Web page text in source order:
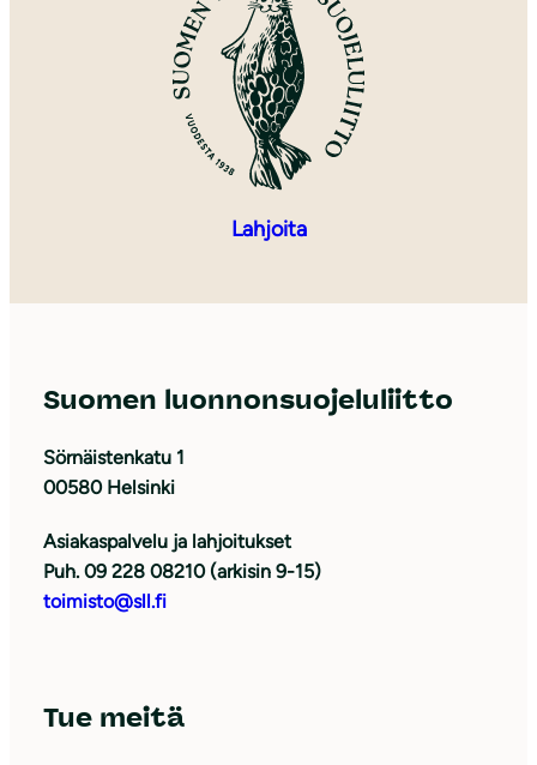
Lahjoita
Suomen luonnonsuojeluliitto
Sörnäistenkatu 1
00580 Helsinki
Asiakaspalvelu ja lahjoitukset
Puh. 09 228 08210 (arkisin 9-15)
toimisto@sll.fi
Tue meitä